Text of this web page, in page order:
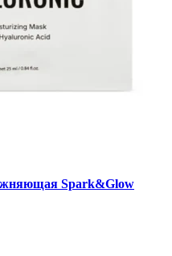
Spark&Glow